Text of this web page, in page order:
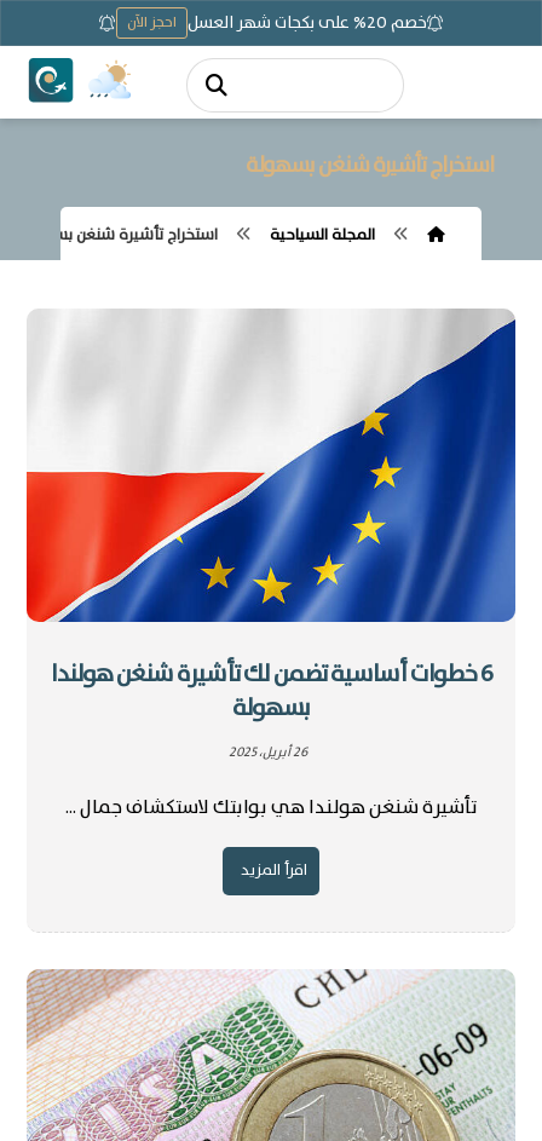
خصم 20% على بكجات شهر العسل احجز الآن
استخراج تأشيرة شنغن بسهولة
المجلة السياحية استخراج تأشيرة شنغن بسهولة
6 خطوات أساسية تضمن لك تأشيرة شنغن هولندا
بسهولة
26 أبريل، 2025
تأشيرة شنغن هولندا هي بوابتك لاستكشاف جمال ...
اقرأ المزيد